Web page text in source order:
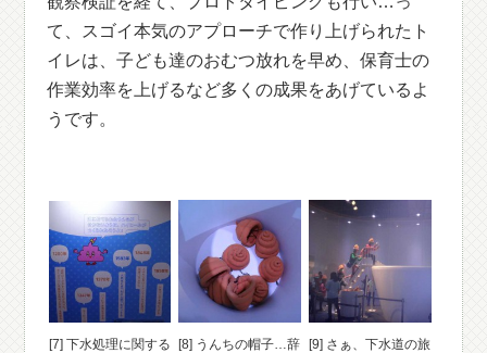
て、スゴイ本気のアプローチで作り上げられたト
イレは、子ども達のおむつ放れを早め、保育士の
作業効率を上げるなど多くの成果をあげているよ
うです。
[7] 下水処理に関する
[8] うんちの帽子…辞
[9] さぁ、下水道の旅